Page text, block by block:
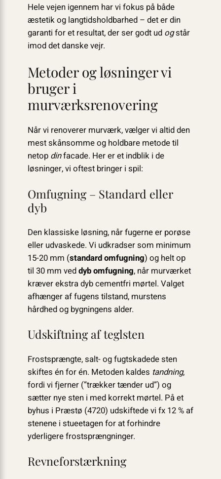
Hele vejen igennem har vi fokus på både
æstetik og langtidsholdbarhed – det er din
garanti for et resultat, der ser godt ud ogstår
imod det danske vejr.
Metoder og løsninger vi
bruger i
murværksrenovering
Når vi renoverer murværk, vælger vi altid den
mest skånsomme og holdbare metode til
netop dinfacade. Her er et indblik i de
løsninger, vi oftest bringer i spil:
Omfugning – Standard eller
dyb
Den klassiske løsning, når fugerne er porøse
eller udvaskede. Vi udkradser som minimum
15-20 mm (standard omfugning) og helt op
til 30 mm veddyb omfugning, når murværket
kræver ekstra dyb cementfri mørtel. Valget
afhænger af fugens tilstand, murstens
hårdhed og bygningens alder.
Udskiftning af teglsten
Frostsprængte, salt- og fugtskadede sten
skiftes én for én. Metoden kaldes tandning,
fordi vi fjerner (”trækker tænder ud”) og
sætter nye sten i med korrekt mørtel. På et
byhus i Præstø (4720) udskiftede vi fx 12 % af
stenene i stueetagen for at forhindre
yderligere frostsprængninger.
Revneforstærkning